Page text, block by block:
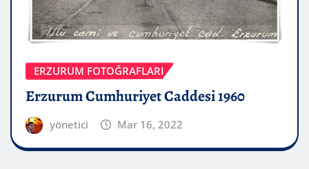
ERZURUM FOTOĞRAFLARI
Erzurum Cumhuriyet Caddesi 1960
yönetici Mar 16, 2022